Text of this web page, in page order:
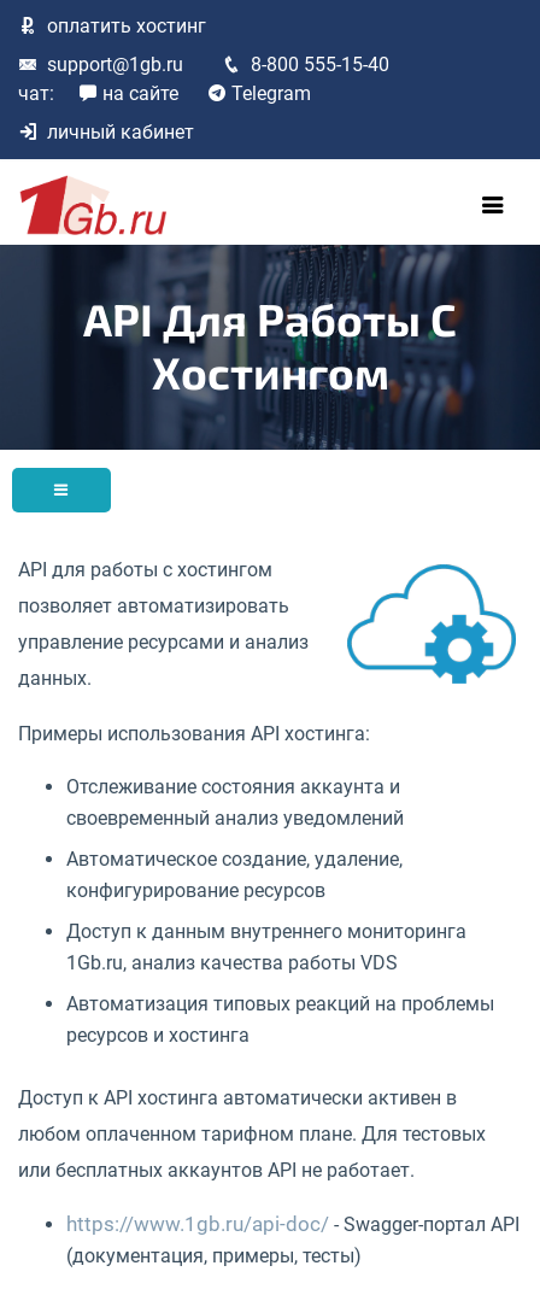
оплатить хостинг
support@1gb.ru
8-800 555-15-40
чат:
на сайте
Telegram
личный кабинет
API Для Работы С
Хостингом
API для работы с хостингом
позволяет автоматизировать
управление ресурсами и анализ
данных.
Примеры использования API хостинга:
Отслеживание состояния аккаунта и
своевременный анализ уведомлений
Автоматическое создание, удаление,
конфигурирование ресурсов
Доступ к данным внутреннего мониторинга
1Gb.ru, анализ качества работы VDS
Автоматизация типовых реакций на проблемы
ресурсов и хостинга
Доступ к API хостинга автоматически активен в
любом оплаченном тарифном плане. Для тестовых
или бесплатных аккаунтов API не работает.
https://www.1gb.ru/api-doc/ - Swagger-портал API
(документация, примеры, тесты)